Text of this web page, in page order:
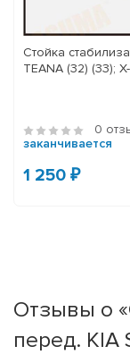
Стойка
TEANA (32) (33);
0
заканчивается
1 250 ₽
Отзывы о
перед. KIA